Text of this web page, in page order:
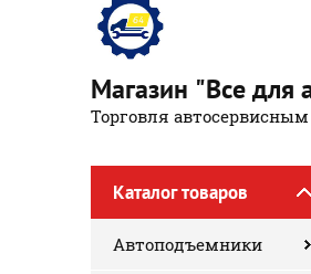
Магазин "Все
Торговля
Каталог товаров
Автоподъемники